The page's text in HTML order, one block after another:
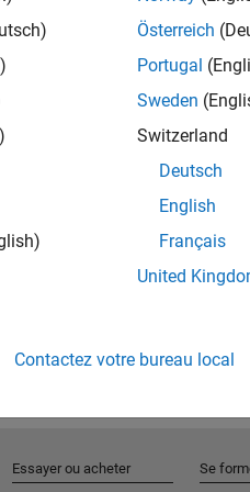
Österreich
Portugal
Sweden
Switzerland
Deutsch
English
Français
United
Contactez votre bureau local
Essayer ou acheter Se